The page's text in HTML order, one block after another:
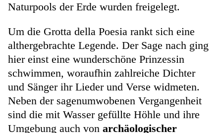
Naturpools der Erde wurden freigelegt.
Um die Grotta della Poesia rankt sich eine
althergebrachte Legende. Der Sage nach ging
hier einst eine wunderschöne Prinzessin
schwimmen, woraufhin zahlreiche Dichter
und Sänger ihr Lieder und Verse widmeten.
Neben der sagenumwobenen Vergangenheit
sind die mit Wasser gefüllte Höhle und ihre
Umgebung auch von archäologischer